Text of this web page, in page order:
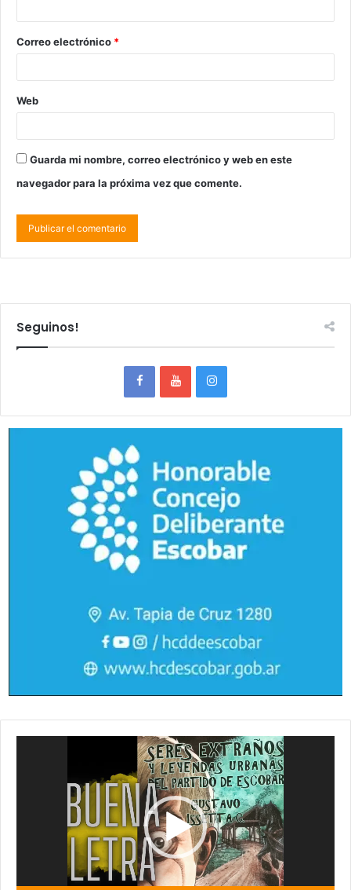
Correo electrónico *
Web
Guarda mi nombre, correo electrónico y web en este
navegador para la próxima vez que comente.
Seguinos!